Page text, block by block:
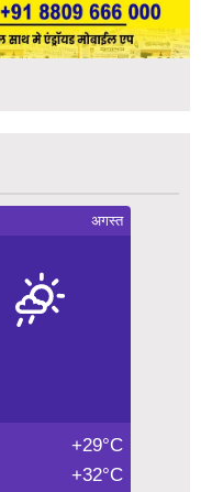
अगस्त
+29°C
+32°C